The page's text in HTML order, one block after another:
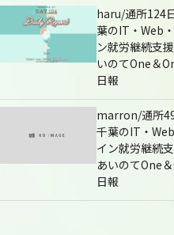
haru/通所124
葉のIT・Web
ン就労継続支
いのてOne＆
日報
marron/通所
千葉のIT・
イン就労継続
あいのてOne
日報